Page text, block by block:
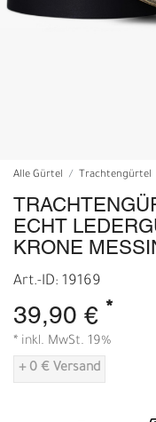
Alle Gürtel Trachtengürtel
ECHT
RONE
Art.-ID: 19169
39,90 € *
* inkl. MwSt. 19%
+ 0 € Versand